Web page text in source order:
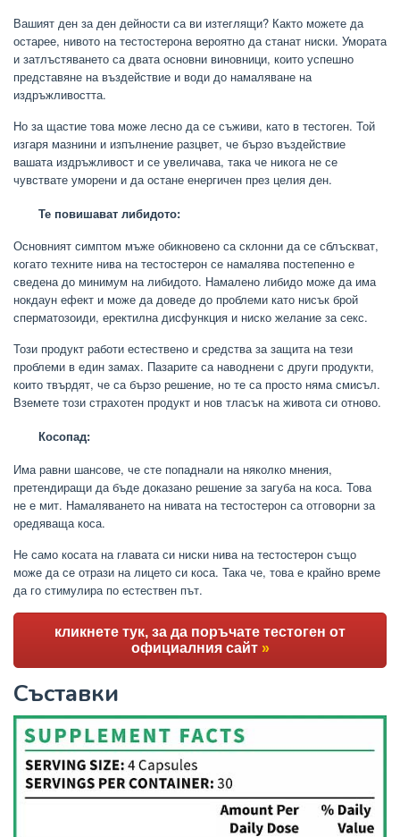
Вашият ден за ден дейности са ви изтеглящи? Както можете да
остарее, нивото на тестостерона вероятно да станат ниски. Умората
и затлъстяването са двата основни виновници, които успешно
представяне на въздействие и води до намаляване на
издръжливостта.
Но за щастие това може лесно да се съживи, като в тестоген. Той
изгаря мазнини и изпълнение разцвет, че бързо въздействие
вашата издръжливост и се увеличава, така че никога не се
чувствате уморени и да остане енергичен през целия ден.
Те повишават либидото:
Основният симптом мъже обикновено са склонни да се сблъскват,
когато техните нива на тестостерон се намалява постепенно е
сведена до минимум на либидото. Намалено либидо може да има
нокдаун ефект и може да доведе до проблеми като нисък брой
сперматозоиди, еректилна дисфункция и ниско желание за секс.
Този продукт работи естествено и средства за защита на тези
проблеми в един замах. Пазарите са наводнени с други продукти,
които твърдят, че са бързо решение, но те са просто няма смисъл.
Вземете този страхотен продукт и нов тласък на живота си отново.
Косопад:
Има равни шансове, че сте попаднали на няколко мнения,
претендиращи да бъде доказано решение за загуба на коса. Това
не е мит. Намаляването на нивата на тестостерон са отговорни за
оредяваща коса.
Не само косата на главата си ниски нива на тестостерон също
може да се отрази на лицето си коса. Така че, това е крайно време
да го стимулира по естествен път.
кликнете тук, за да поръчате тестоген от
официалния сайт »
Съставки